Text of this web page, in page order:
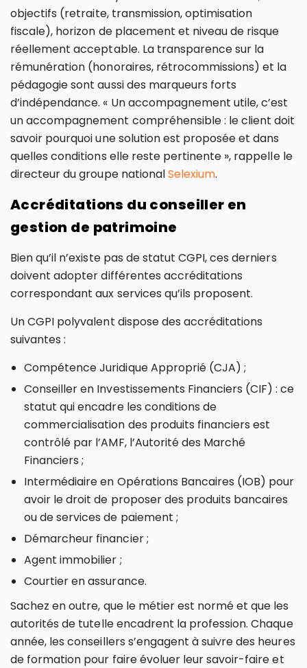
objectifs (retraite, transmission, optimisation
fiscale), horizon de placement et niveau de risque
réellement acceptable. La transparence sur la
rémunération (honoraires, rétrocommissions) et la
pédagogie sont aussi des marqueurs forts
d’indépendance. « Un accompagnement utile, c’est
un accompagnement compréhensible : le client doit
savoir pourquoi une solution est proposée et dans
quelles conditions elle reste pertinente », rappelle le
directeur du groupe nationalSelexium.
Accréditations du conseiller en
gestion de patrimoine
Bien qu’il n’existe pas de statut CGPI, ces derniers
doivent adopter différentes accréditations
correspondant aux services qu’ils proposent.
Un CGPI polyvalent dispose des accréditations
suivantes :
Compétence Juridique Approprié (CJA) ;
Conseiller en Investissements Financiers (CIF) : ce
statut qui encadre les conditions de
commercialisation des produits financiers est
contrôlé par l’AMF, l’Autorité des Marché
Financiers ;
Intermédiaire en Opérations Bancaires (IOB) pour
avoir le droit de proposer des produits bancaires
ou de services de paiement ;
Démarcheur financier ;
Agent immobilier ;
Courtier en assurance.
Sachez en outre, que le métier est normé et que les
autorités de tutelle encadrent la profession. Chaque
année, les conseillers s’engagent à suivre des heures
de formation pour faire évoluer leur savoir-faire et